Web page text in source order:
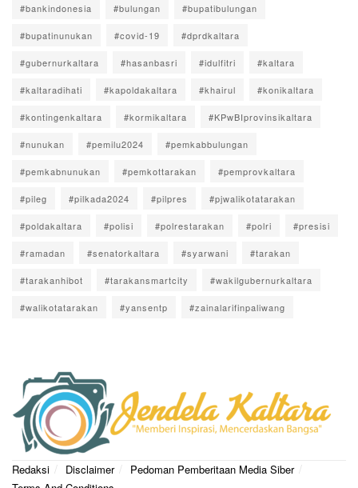
#bankindonesia #bulungan #bupatibulungan
#bupatinunukan #covid-19 #dprdkaltara
#gubernurkaltara #hasanbasri #idulfitri #kaltara
#kaltaradihati #kapoldakaltara #khairul #konikaltara
#kontingenkaltara #kormikaltara #KPwBIprovinsikaltara
#nunukan #pemilu2024 #pemkabbulungan
#pemkabnunukan #pemkottarakan #pemprovkaltara
#pileg #pilkada2024 #pilpres #pjwalikotatarakan
#poldakaltara #polisi #polrestarakan #polri #presisi
#ramadan #senatorkaltara #syarwani #tarakan
#tarakanhibot #tarakansmartcity #wakilgubernurkaltara
#walikotatarakan #yansentp #zainalarifinpaliwang
Redaksi Disclaimer
Pedoman Pemberitaan Media Siber